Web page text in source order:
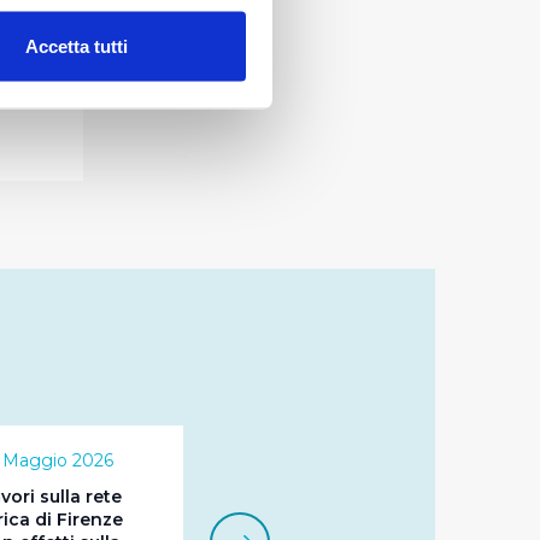
(impronte
i singoli cookie
Accetta tutti
Maggio 2026
sulla rete
di Firenze